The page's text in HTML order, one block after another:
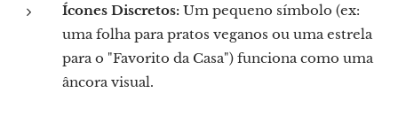
Ícones Discretos: Um pequeno símbolo (ex:
uma folha para pratos veganos ou uma estrela
para o "Favorito da Casa") funciona como uma
âncora visual.